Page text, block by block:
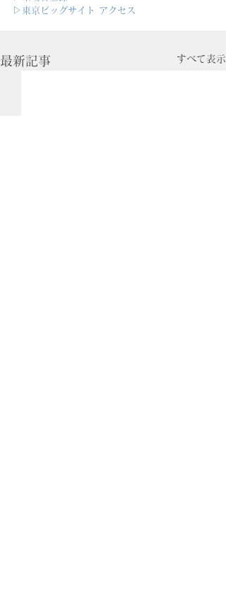
▷東京ビッグサイト アクセス
最新記事 すべて表示